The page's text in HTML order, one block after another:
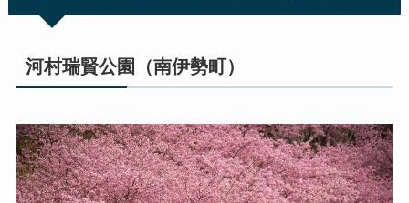
河村瑞賢公園（南伊勢町）